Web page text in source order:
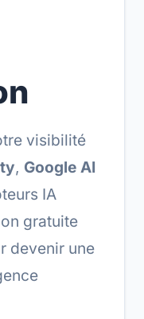
visibilité
, Google AI
IA
gratuite
devenir une